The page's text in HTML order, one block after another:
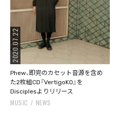
2020.07.22
Phew、即完のカセット音源を含め
た2枚組CD『VertigoKO』を
Disciplesよりリリース
MUSIC NEWS